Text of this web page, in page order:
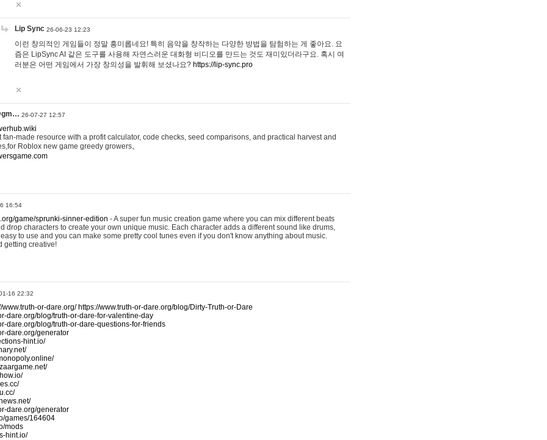
Lip Sync 26-06-23 12:23
이런 창의적인 게임들이 정말 흥미롭네요! 특히 음악을 창작하는 다양한 방법을 탐험하는 게 좋아요. 요
즘은 LipSync AI 같은 도구를 사용해 자연스러운 대화형 비디오를 만드는 것도 재미있더라구요. 혹시 여
러분은 어떤 게임에서 가장 창의성을 발휘해 보셨나요? https://lip-sync.pro
26-07-27 12:57
made resource with a profit calculator, code checks, seed comparisons, and practical harvest and
Roblox new game greedy growers。
16:54
game/sprunki-sinner-edition - A super fun music creation game where you can mix different beats
drop characters to create your own unique music. Each character adds a different sound like drums,
to use and you can make some pretty cool tunes even if you don't know anything about music.
getting creative!
16 22:32
www.truth-or-dare.org/ https://www.truth-or-dare.org/blog/Dirty-Truth-or-Dare
dare.org/blog/truth-or-dare-for-valentine-day
dare.org/blog/truth-or-dare-questions-for-friends
dare.org/generator
hint.io/
dare.org/generator
games/164604
mods
hint.io/